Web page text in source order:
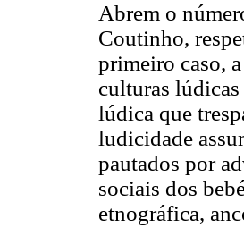
Abrem o
Coutinho,
primeiro caso,
culturas
lúdica que
ludicidade
pautados por
sociais dos
etnográfica,